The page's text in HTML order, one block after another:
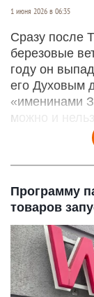
1 июня 2026 в 06:35
Сразу после
березовые
году он
его Духовым
«именинами
можно и
Программу
товаров